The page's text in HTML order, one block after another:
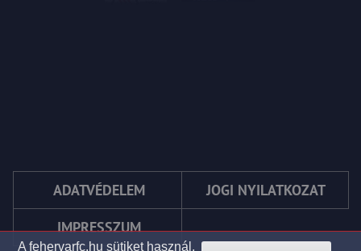
ADATVÉDELEM
JOGI NYILATKOZAT
IMPRESSZUM
A fehervarfc.hu sütiket használ.